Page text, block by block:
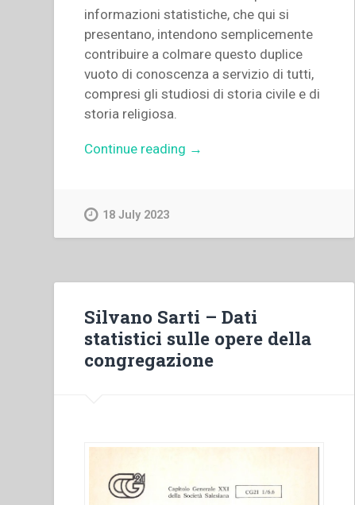
informazioni statistiche, che qui si
presentano, intendono semplicemente
contribuire a colmare questo duplice
vuoto di conoscenza a servizio di tutti,
compresi gli studiosi di storia civile e di
storia religiosa.
Continue reading “Francesco
delle
case
salesiane
in
Italia.
dei
italiani.
→
18 July 2023
Silvano Sarti – Dati
statistici sulle opere della
congregazione